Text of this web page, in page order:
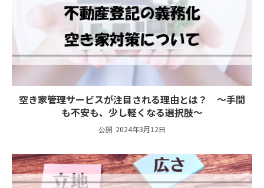
空き家管理サービスが注目される理由とは？ ～手間
も不安も、少し軽くなる選択肢～
2024年3月12日